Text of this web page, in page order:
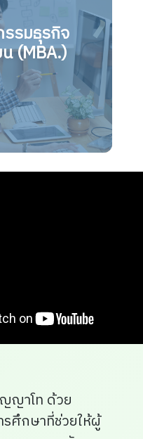
รมธุรกิจ
(MBA.)
ญาโท ด้วย
รศึกษาที่ช่วยให้ผู้